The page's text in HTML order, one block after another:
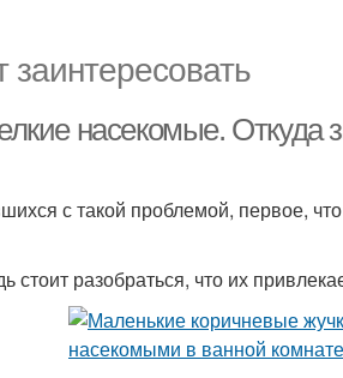
насекомые. Откуда
с такой проблемой, первое,
стоит разобраться, что их